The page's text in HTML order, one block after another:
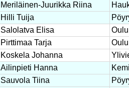
Meriläinen-Juurikka Riina
Hilli Tuija
Salolatva Elisa
Oulu
Pirttimaa Tarja
Oulu
Koskela Johanna
Ailinpieti Hanna
Sauvola Tiina